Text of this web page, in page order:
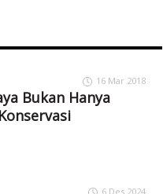
16 Mar 2018
Bukan Hanya
6 Des 2024